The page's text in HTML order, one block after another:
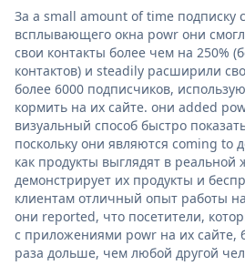
За a small amount of time подписку
всплывающего окна powr они
свои контакты более чем на 250%
контактов) и steadily расширили
более 6000 подписчиков,
кормить на их сайте. они added
визуальный способ быстро
поскольку они являются coming to
как продукты выглядят в
демонстрирует их продукты и
клиентам отличный опыт работы
они reported, что посетители,
с приложениями powr на их сайте,
раза дольше, чем любой другой